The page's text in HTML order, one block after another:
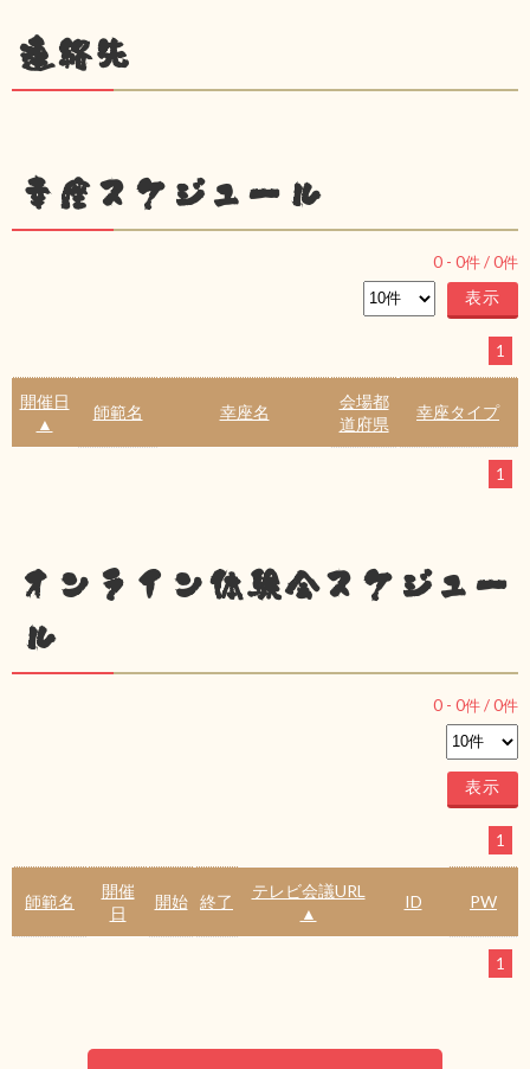
連絡先
幸座スケジュール
0 - 0件 /0件
1
開催日
▲
師範名 幸座名
会場都
道府県
幸座タイプ
1
オンライン体験会スケジュー
ル
0 - 0件 /0件
1
師範名
開催
日
開始 終了
テレビ会議URL
▲
ID PW
1